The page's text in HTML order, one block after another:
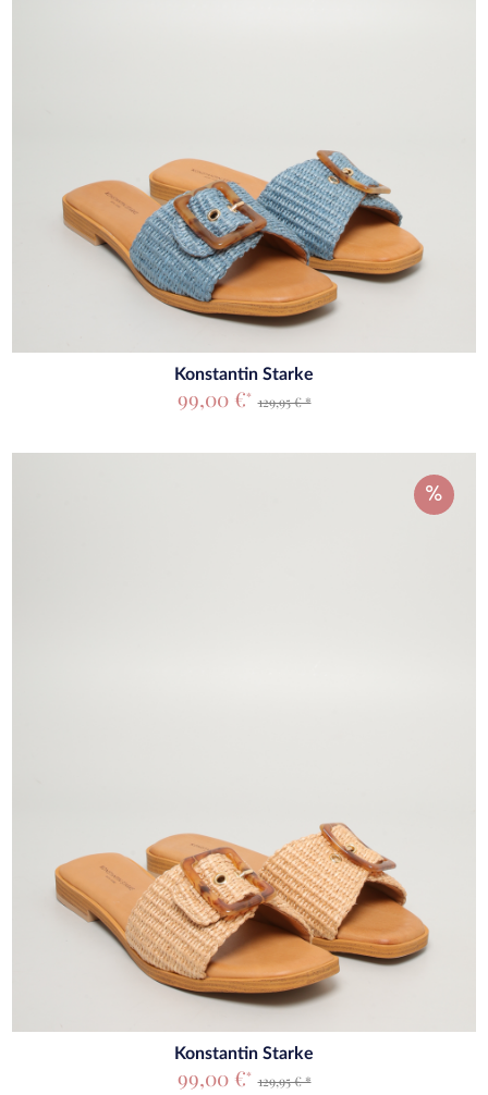
Konstantin Starke
99,00 €* 129,95 € *
Konstantin Starke
99,00 €* 129,95 € *